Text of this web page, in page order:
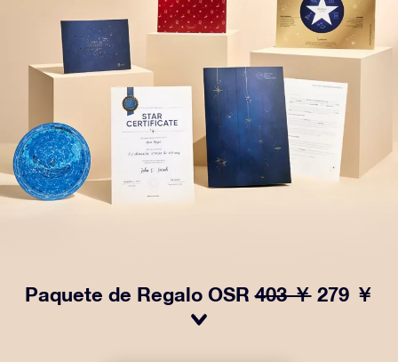
Paquete de Regalo OSR403 ￥ 279 ￥